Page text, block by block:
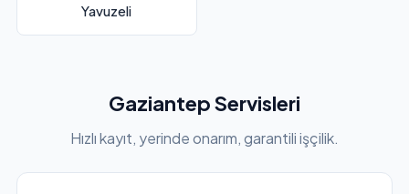
Yavuzeli
Gaziantep Servisleri
Hızlı kayıt, yerinde onarım, garantili işçilik.